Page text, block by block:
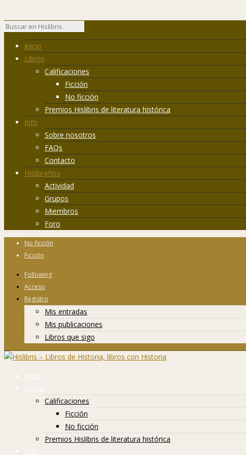
Inicio
Libros
Calificaciones
Ficción
No ficción
Premios Hislibris de literatura histórica
Info
Sobre nosotros
FAQs
Contacto
Hislibreños
Actividad
Grupos
Miembros
Foro
No ficción
Ficción
Following
Acceso
Registro
Mis entradas
Mis publicaciones
Libros que sigo
Inicio
Libros
Calificaciones
Ficción
No ficción
Premios Hislibris de literatura histórica
Info